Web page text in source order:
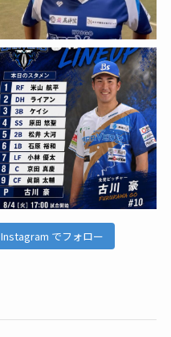
Instagram でフォロー